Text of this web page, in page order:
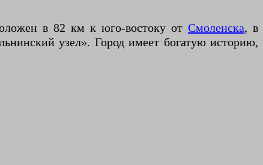
в 82 км к юго-востоку от Смоленска, в
узел». Город имеет богатую историю,